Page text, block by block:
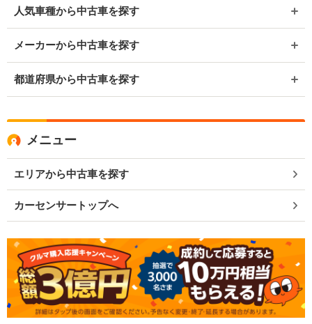
人気車種から中古車を探す
メーカーから中古車を探す
都道府県から中古車を探す
メニュー
エリアから中古車を探す
カーセンサートップへ